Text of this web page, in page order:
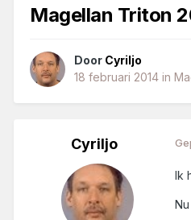
Magellan Triton
Door Cyriljo
18 februari 2014 in
Cyriljo
Ik